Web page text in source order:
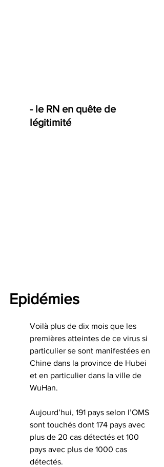
- le RN en quête de
légitimité
Epidémies
Voilà plus de dix mois que les
premières atteintes de ce virus si
particulier se sont manifestées en
Chine dans la province de Hubei
et en particulier dans la ville de
WuHan.
Aujourd’hui, 191 pays selon l’OMS
sont touchés dont 174 pays avec
plus de 20 cas détectés et 100
pays avec plus de 1000 cas
détectés.